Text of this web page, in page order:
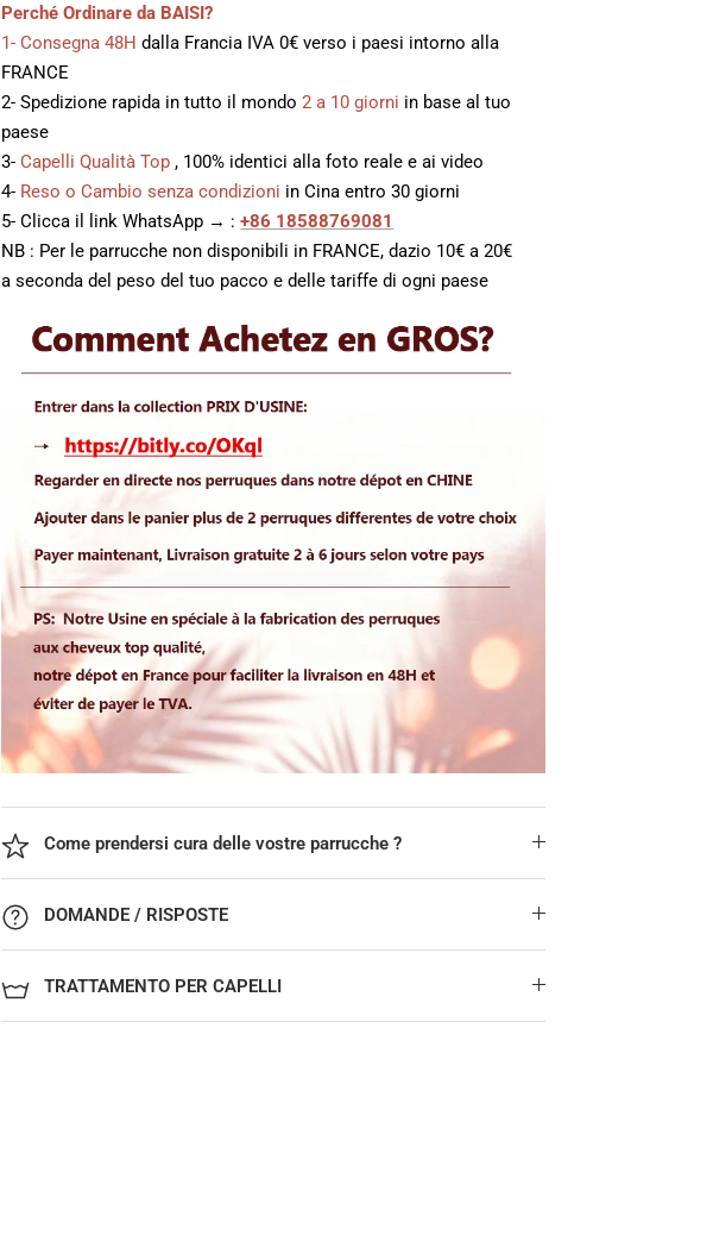
Perché Ordinare da BAISI?
1- Consegna 48H dalla Francia IVA 0€ verso i paesi intorno alla
FRANCE
2- Spedizione rapida in tutto il mondo 2 a 10 giorni in base al tuo
paese
3- Capelli Qualità Top, 100% identici alla foto reale e ai video
4- Reso o Cambio senza condizioni in Cina entro 30 giorni
5- Clicca il link WhatsApp → :+86 18588769081
NB : Per le parrucche non disponibili in FRANCE, dazio 10€ a 20€
a seconda del peso del tuo pacco e delle tariffe di ogni paese
Come prendersi cura delle vostre parrucche ?
DOMANDE / RISPOSTE
TRATTAMENTO PER CAPELLI